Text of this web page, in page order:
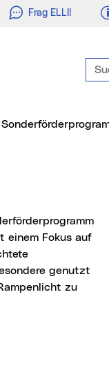
Frag ELLI!
einem Fokus auf
genutzt
zu